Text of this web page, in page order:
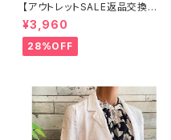
【アウトレットSALE返品交換不
可8/20まで】つば広サマーハッ
ト・通気性・軽量 ワイヤー入りハ
ット ボーダー＆BIGリボン・女優
帽 UV/紫外線対策 レディースハ
¥3,960
28%OFF